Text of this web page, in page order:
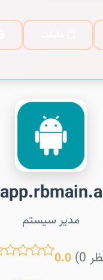
app.rbmain.a
مدیر سیستم
0.0